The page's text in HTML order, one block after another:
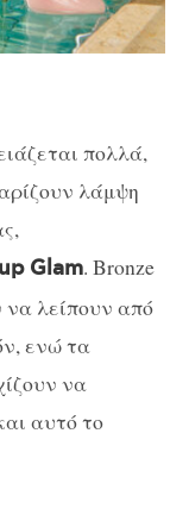
πολλά,
λάμψη
Glam. Bronze
να λείπουν από
ενώ τα
να
αυτό το